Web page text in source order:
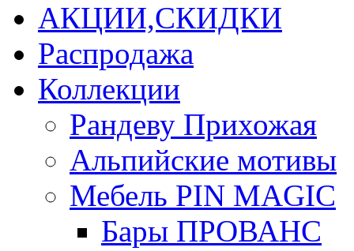
АКЦИИ,СКИДКИ
Распродажа
Коллекции
Рандеву Прихожая
Альпийские мотивы
Мебель PIN MAGIС
Бары ПРОВАНС